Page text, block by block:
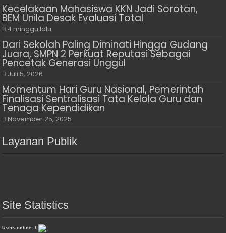
Kecelakaan Mahasiswa KKN Jadi Sorotan,
BEM Unila Desak Evaluasi Total
4 minggu lalu
Dari Sekolah Paling Diminati Hingga Gudang
Juara, SMPN 2 Perkuat Reputasi Sebagai
Pencetak Generasi Unggul
Juli 5, 2026
Momentum Hari Guru Nasional, Pemerintah
Finalisasi Sentralisasi Tata Kelola Guru dan
Tenaga Kependidikan
November 25, 2025
Layanan Publik
Site Statistics
Users online:1